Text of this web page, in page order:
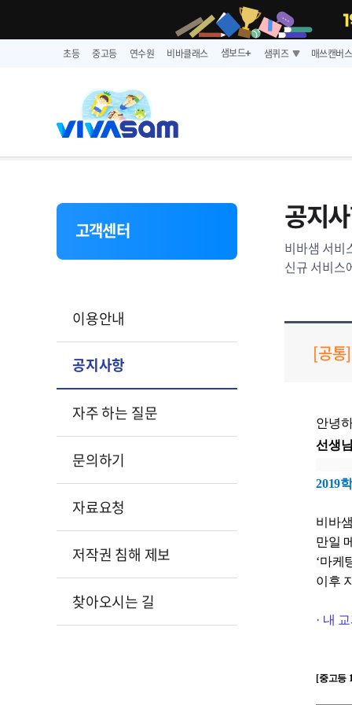
초등 중고등 연수원 비바클래스 샘보드➕ 샘퀴즈 매쓰캔버스
고객센터
이용안내
공지사항
자주 하는 질문
문의하기
자료요청
저작권 침해 제보
찾아오시는 길
공지
비바샘 서비
신규 서비스
[공통]
안녕
선생
2019
비바
만일
‘마케
이후
· 내
[중고등